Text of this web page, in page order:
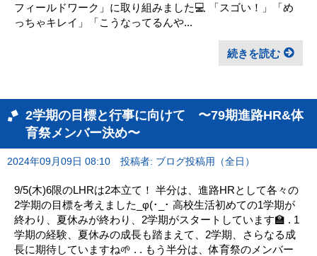
フィールドワーク」に取り組みました💻 「スゴい！」「め
っちゃキレイ」「こうなってるんや...
続きを読む
2学期の目標と行事に向けて 〜79期進路HR&体
育祭メンバー決め〜
2024年09月09日 08:10 投稿者: ブログ投稿用（全日）
9/5(木)6限のLHRは2本立て！ 半分は、進路HRとして各々の
2学期の目標を考えました_φ(･_･ 高校生活初めての1学期が
終わり、夏休みが終わり、2学期がスタートしています🏫 . 1
学期の経験、夏休みの成長も踏まえて、2学期、さらなる成
長に期待していますね🌱 . . もう半分は、体育祭のメンバー